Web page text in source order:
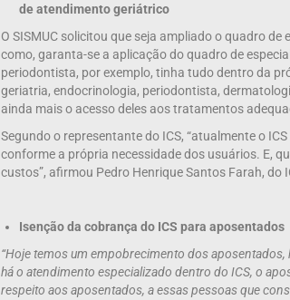
de atendimento geriátrico
O SISMUC solicitou que seja ampliado o quadro
como, garanta-se a aplicação do quadro de
periodontista, por exemplo, tinha tudo dentro da
geriatria, endocrinologia, periodontista,
ainda mais o acesso deles aos tratamentos
Segundo o representante do ICS, “atualmente o
conforme a própria necessidade dos usuários. E,
custos”, afirmou Pedro Henrique Santos Farah, do
Isenção da cobrança do ICS para aposentados
“Hoje temos um empobrecimento dos
há o atendimento especializado dentro do ICS, o
respeito aos aposentados, a essas pessoas que